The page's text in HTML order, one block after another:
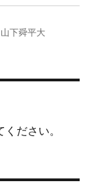
タ
山下舜平大
ください。